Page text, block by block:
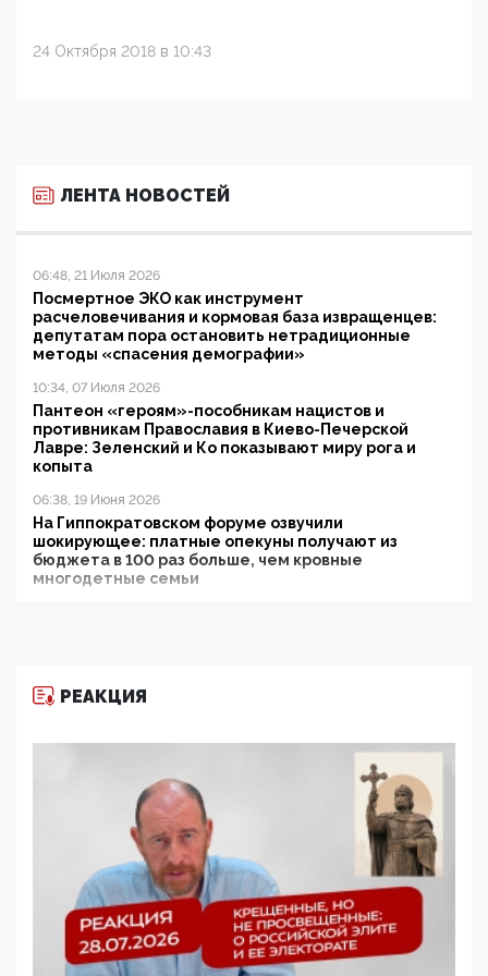
24 Октября 2018 в 10:43
ЛЕНТА НОВОСТЕЙ
06:48, 21 Июля 2026
Посмертное ЭКО как инструмент
расчеловечивания и кормовая база извращенцев:
депутатам пора остановить нетрадиционные
методы «спасения демографии»
10:34, 07 Июля 2026
Пантеон «героям»-пособникам нацистов и
противникам Православия в Киево-Печерской
Лавре: Зеленский и Ко показывают миру рога и
копыта
06:38, 19 Июня 2026
На Гиппократовском форуме озвучили
шокирующее: платные опекуны получают из
бюджета в 100 раз больше, чем кровные
многодетные семьи
11:53, 09 Июня 2026
деятельность ИИТО ЮНЕСКО в России, но
цифроглобалисты продолжают определять
повестку в образовании
09:43, 01 Июня 2026
5G за счет здоровья граждан: Минцифры намерено
отобрать у регионов и муниципалитетов право
защищать жилые дома и социальные объекты от
05:58, 26 Мая 2026
Роскомнадзор освободили от борца с
деструктивным и опасным контентом
РЕАКЦИЯ